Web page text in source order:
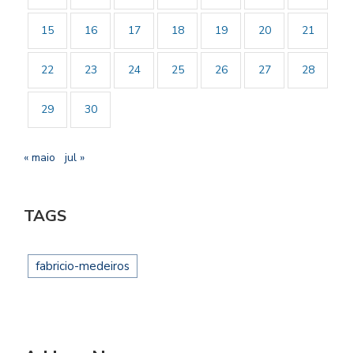
15 16 17 18 19 20 21
22 23 24 25 26 27 28
29 30
« maio jul »
TAGS
fabricio-medeiros